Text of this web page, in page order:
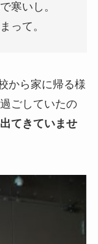
寒いし。
って。
から家に帰る様
ごしていたの
てきていませ